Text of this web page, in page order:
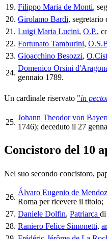
19. Filippo Maria de Monti,
20. Girolamo Bardi, segretario
21. Luigi Maria Lucini, O.P.,
22. Fortunato Tamburini,
23. Gioacchino Besozzi,
24.
Domenico Orsini
gennaio 1789.
Un cardinale riservato "in
25.
Johann Theodor von
1746); deceduto il 27
Concistoro del 10
Nel suo secondo concistoro,
26.
Álvaro Eugenio de
Roma per ricevere il titolo;
27. Daniele Dolfin, Patriarca di
28. Raniero Felice Simonetti,